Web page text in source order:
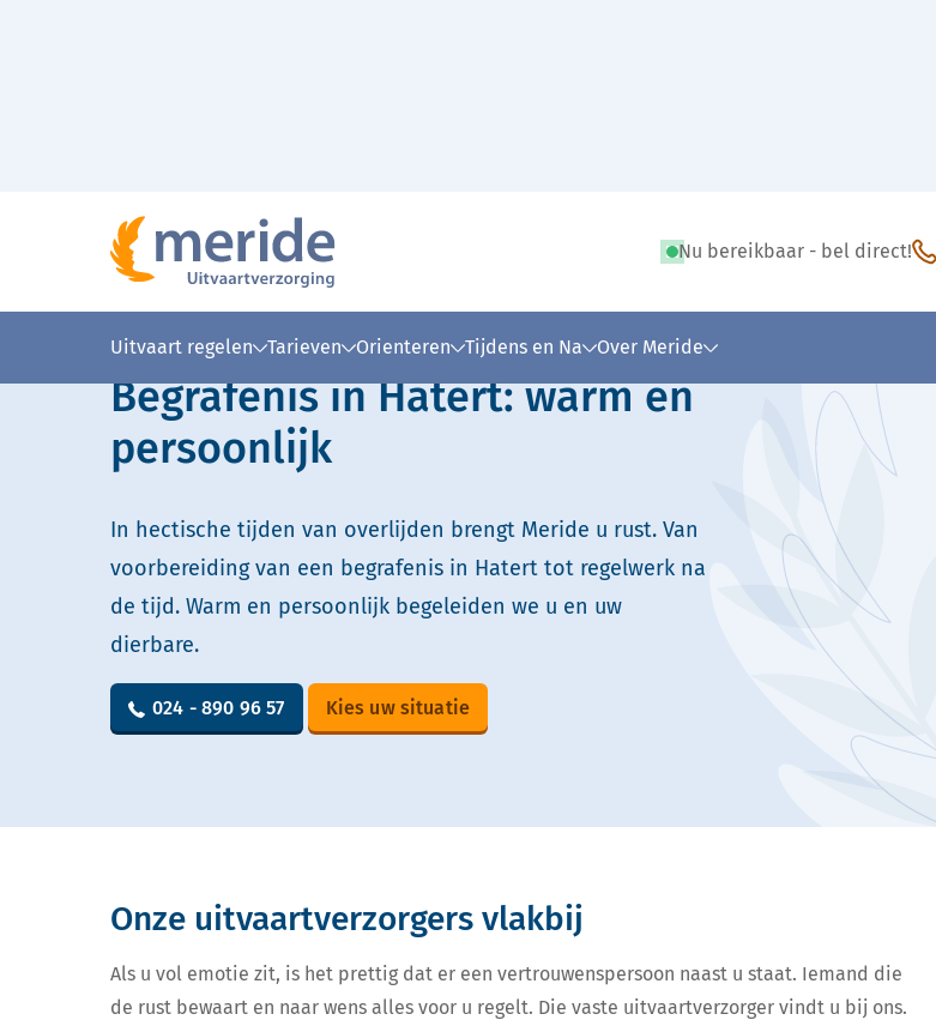
Nu bereikbaar - bel direct!
Uitvaart regelen Tarieven Orienteren Tijdens en Na Over Meride
Lees voor Uitleg woorden Simpele tekst
Begrafenis in Hatert: warm en
persoonlijk
In hectische tijden van overlijden brengt Meride u rust. Van
voorbereiding van een begrafenis in Hatert tot regelwerk na
de tijd. Warm en persoonlijk begeleiden we u en uw
dierbare.
024 - 890 96 57 Kies uw situatie
Onze uitvaartverzorgers vlakbij
Als u vol emotie zit, is het prettig dat er een vertrouwenspersoon naast u staat. Iemand die
de rust bewaart en naar wens alles voor u regelt. Die vaste uitvaartverzorger vindt u bij ons.